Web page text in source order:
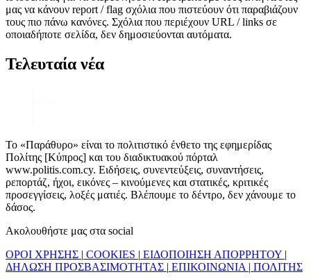
μας να κάνουν report / flag σχόλια που πιστεύουν ότι παραβιάζουν
τους πιο πάνω κανόνες. Σχόλια που περιέχουν URL / links σε
οποιαδήποτε σελίδα, δεν δημοσιεύονται αυτόματα.
Τελευταία νέα
Το «Παράθυρο» είναι το πολιτιστικό ένθετο της εφημερίδας
Πολίτης [Κύπρος] και του διαδικτυακού πόρταλ
www.politis.com.cy. Ειδήσεις, συνεντεύξεις, συναντήσεις,
ρεπορτάζ, ήχοι, εικόνες – κινούμενες και στατικές, κριτικές
προσεγγίσεις, λοξές ματιές. Βλέπουμε το δέντρο, δεν χάνουμε το
δάσος.
Ακολουθήστε μας στα social
ΟΡΟΙ ΧΡΗΣΗΣ | COOKIES | ΕΙΔΟΠΟΙΗΣΗ ΑΠΟΡΡΗΤΟΥ |
ΔΗΛΩΣΗ ΠΡΟΣΒΑΣΙΜΟΤΗΤΑΣ | ΕΠΙΚΟΙΝΩΝΙΑ | ΠΟΛΙΤΗΣ